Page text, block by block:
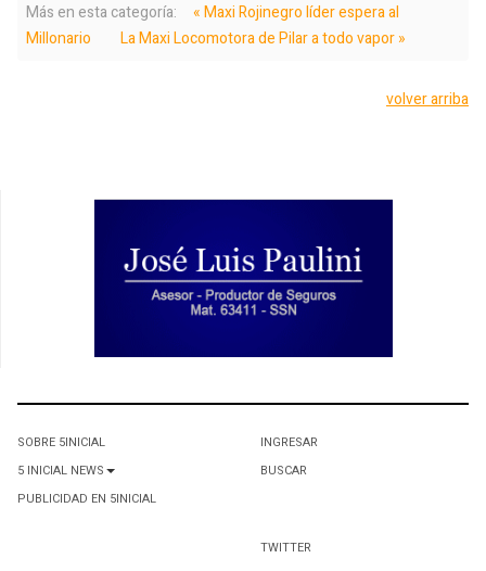
Más en esta categoría:
« Maxi Rojinegro líder espera al
Millonario
La Maxi Locomotora de Pilar a todo vapor »
volver arriba
SOBRE 5INICIAL
5 INICIAL NEWS
PUBLICIDAD EN 5INICIAL
INGRESAR
BUSCAR
TWITTER